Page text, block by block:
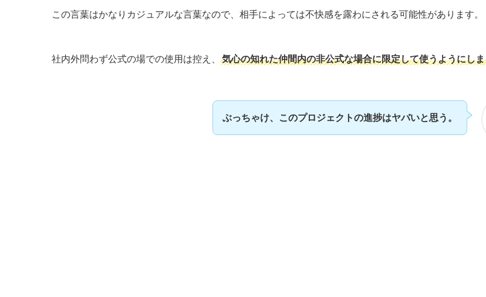
この言葉はかなりカジュアルな言葉なので、相手によっては不快感を露わにされる可能性があります。
社内外問わず公式の場での使用は控え、 気心の知れた仲間内の非公式な場合に限定して使うようにし
ぶっちゃけ、このプロジェクトの進捗はヤバいと思う。